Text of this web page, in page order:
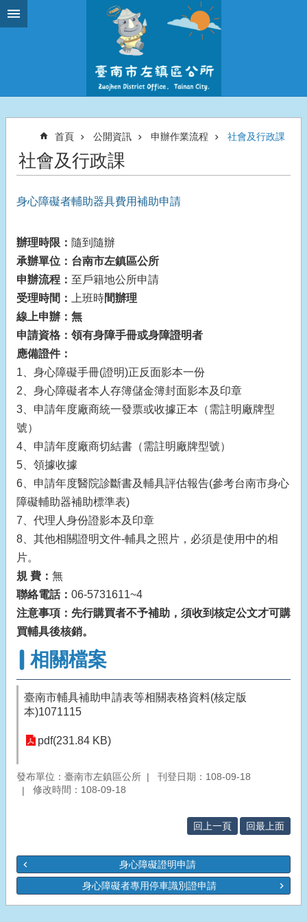
跳到主要內容區塊
首頁 公開資訊 申辦作業流程 社會及行政課
社會及行政課
身心障礙者輔助器具費用補助申請
辦理時限： 隨到隨辦
承辦單位： 台南市左鎮區公所
申辦流程： 至戶籍地公所申請
受理時間：
上班時間辦理
線上申辦： 無
申請資格： 領有身障手冊或身障證明者
應備證件：
1、身心障礙手冊(證明)正反面影本一份
2、身心障礙者本人存簿儲金簿封面影本及印章
3、申請年度廠商統一發票或收據正本（需註明廠牌型
號）
4、申請年度廠商切結書（需註明廠牌型號）
5、領據收據
6、申請年度醫院診斷書及輔具評估報告(參考台南市身心
障礙輔助器補助標準表)
7、代理人身份證影本及印章
8、其他相關證明文件-輔具之照片，必須是使用中的相
片。
規 費： 無
聯絡電話： 06-5731611~4
注意事項：先行購買者不予補助，須收到核定公文才可購
買輔具後核銷。
相關檔案
臺南市輔具補助申請表等相關表格資料(核定版
本)1071115
pdf(231.84 KB)
發布單位：臺南市左鎮區公所
刊登日期：108-09-18
修改時間：108-09-18
回上一頁 回最上面
身心障礙證明申請
身心障礙者專用停車識別證申請